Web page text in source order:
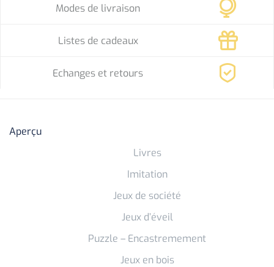
Modes de livraison
Listes de cadeaux
Echanges et retours
Aperçu
Livres
Imitation
Jeux de société
Jeux d’éveil
Puzzle – Encastremement
Jeux en bois